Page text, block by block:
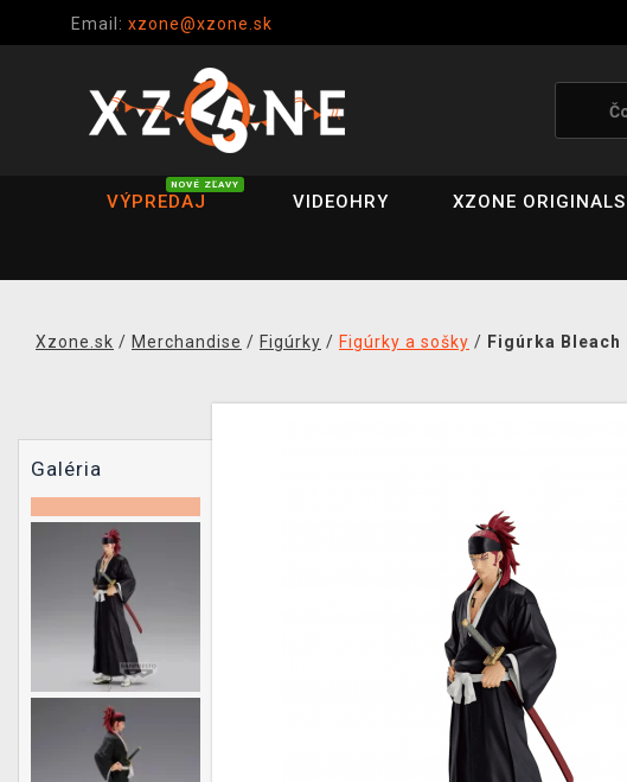
Email: xzone@xzone.sk
VÝPREDAJ
NOVÉ ZĽAVY
VIDEOHRY XZONE ORIGINALS
Xzone.sk / Merchandise / Figúrky / Figúrky a sošky / Figúrka
Galéria